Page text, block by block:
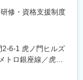
や電気メーカー等
率の高い分野の
います。インテル
手企業とパートナ
引先や市場を開拓
修・資格支援制度
/育児休業取得率男
続受賞中のSIer
2-6-1 虎ノ門ヒルズ
トロ銀座線／虎ノ
務地詳細2＞虎ノ門